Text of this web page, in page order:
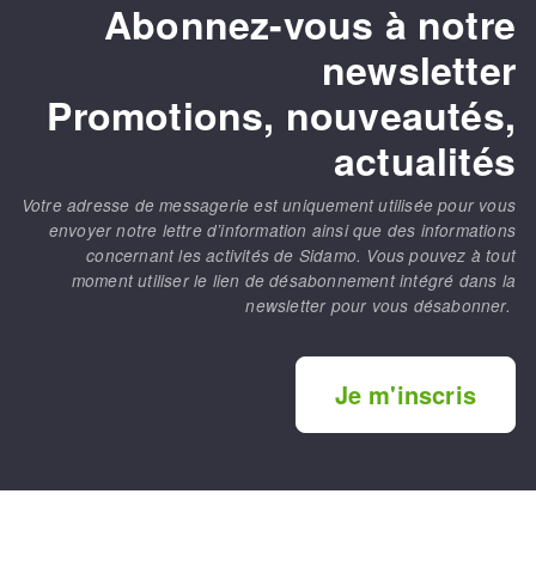
Abonnez-vous à notre
newsletter
Promotions, nouveautés,
actualités
Votre adresse de messagerie est uniquement utilisée pour vous
envoyer notre lettre d’information ainsi que des informations
concernant les activités de Sidamo. Vous pouvez à tout
moment utiliser le lien de désabonnement intégré dans la
newsletter pour vous désabonner.
Je m'inscris